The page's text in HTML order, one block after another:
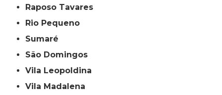
Raposo Tavares
Rio Pequeno
Sumaré
São Domingos
Vila Leopoldina
Vila Madalena